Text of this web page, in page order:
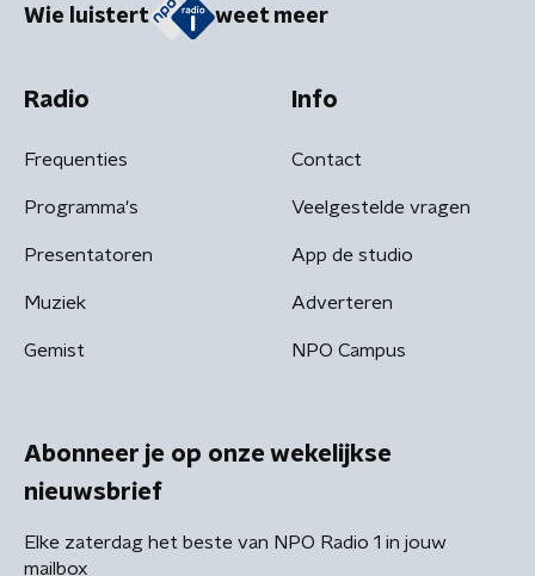
Wie luistert weet meer
Radio
Frequenties
Programma's
Presentatoren
Muziek
Gemist
Info
Contact
Veelgestelde vragen
App de studio
Adverteren
NPO Campus
Abonneer je op onze wekelijkse
nieuwsbrief
Elke zaterdag het beste van NPO Radio 1 in jouw
mailbox